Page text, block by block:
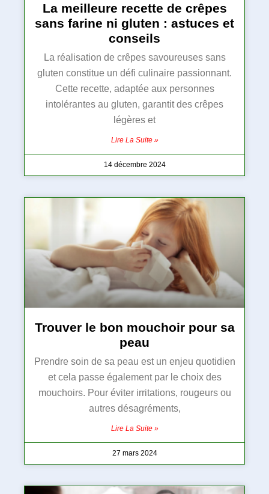
La meilleure recette de crêpes
sans farine ni gluten : astuces et
conseils
La réalisation de crêpes savoureuses sans
gluten constitue un défi culinaire passionnant.
Cette recette, adaptée aux personnes
intolérantes au gluten, garantit des crêpes
légères et
Lire La Suite »
14 décembre 2024
Trouver le bon mouchoir pour sa
peau
Prendre soin de sa peau est un enjeu quotidien
et cela passe également par le choix des
mouchoirs. Pour éviter irritations, rougeurs ou
autres désagréments,
Lire La Suite »
27 mars 2024